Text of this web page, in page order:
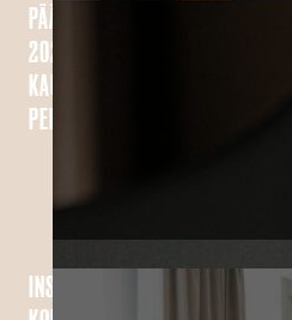
PÄÄSIÄINEN HELSINGISSÄ
2026 – TÄYDELLINEN
KAUPUNKILOMA KOKO
PERHEELLE
INSPIROIVA KOKOPÄIVÄN